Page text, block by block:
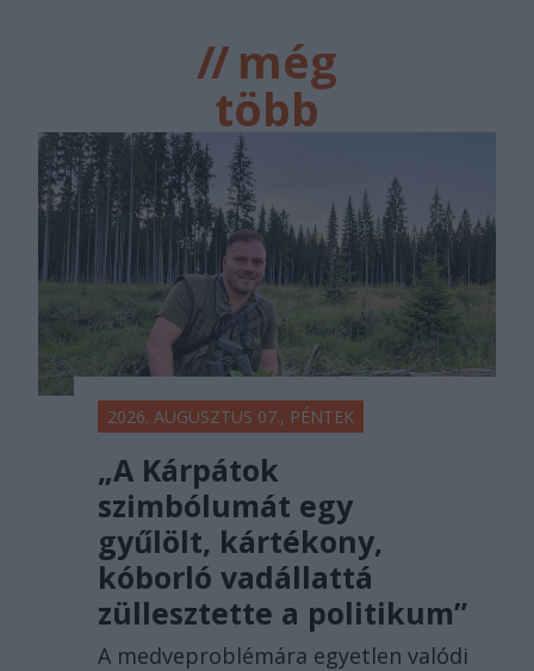
//még
több
főtér.ro
2026. AUGUSZTUS 07., PÉNTEK
„A Kárpátok
szimbólumát egy
gyűlölt, kártékony,
kóborló vadállattá
züllesztette a politikum”
A medveproblémára egyetlen valódi